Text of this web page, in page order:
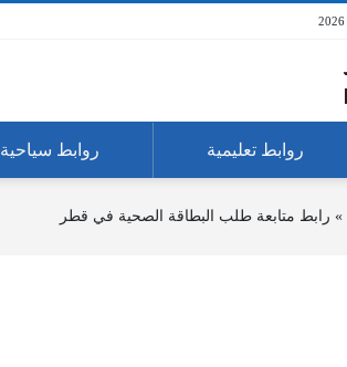
روابط تعليمية روابط سياحية
» رابط متابعة طلب البطاقة الصحية في قطر